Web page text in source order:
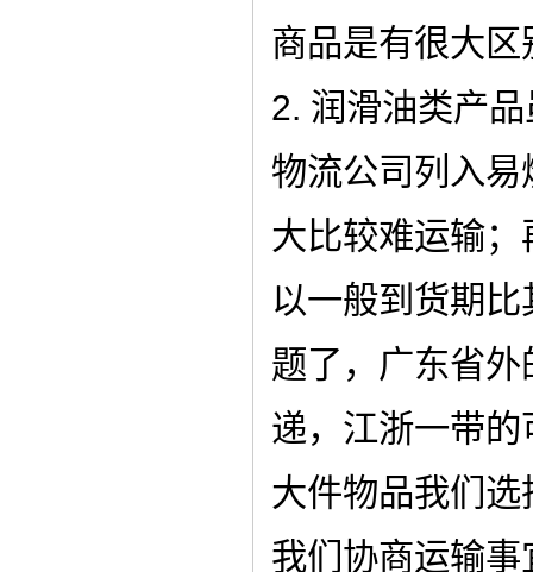
商品是有很大
2. 润滑油类产
物流公司列入
大比较难运输
以一般到货期
题了，广东省
递，江浙一带
大件物品我们
我们协商运输